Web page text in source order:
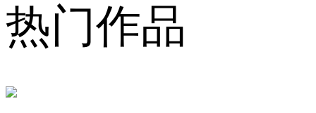
热门作品